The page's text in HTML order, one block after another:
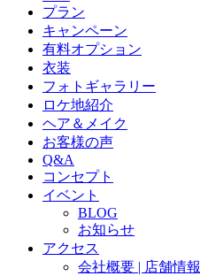
プラン
キャンペーン
有料オプション
衣装
フォトギャラリー
ロケ地紹介
ヘア＆メイク
お客様の声
Q&A
コンセプト
イベント
BLOG
お知らせ
アクセス
会社概要 | 店舗情報